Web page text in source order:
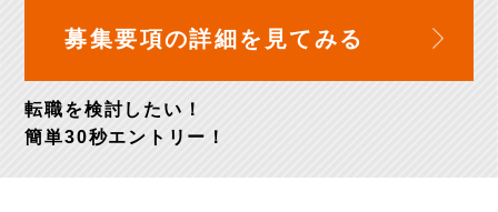
募集要項の詳細を 見てみる
転職を検討したい！
簡単30秒エントリー！